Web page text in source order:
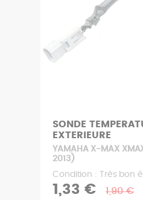
SONDE
EXTERIEURE
YAMAHA X-MAX
2013)
Condition : Très bon
1,33 € 1,90 €